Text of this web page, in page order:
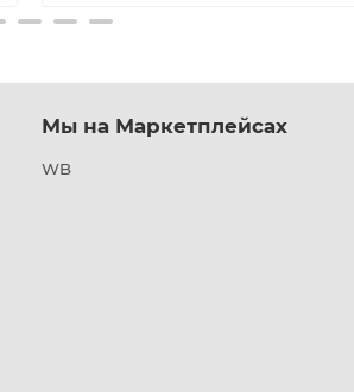
Мы на Маркетплейсах
WB